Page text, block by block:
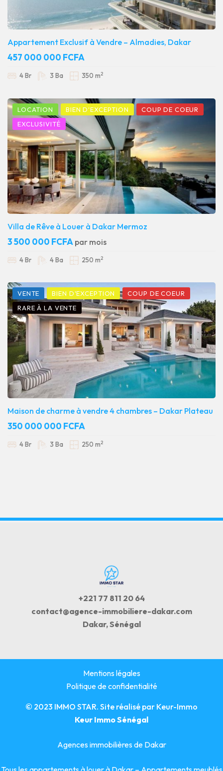
Appartement Exclusif à Vendre – Almadies, Dakar
457 000 000 FCFA
4 Br 3 Ba 350 m2
LOCATION BIEN D'EXCEPTION
COUP DE COEUR
EXCLUSIVITÉ
Villa de Rêve à Louer à Dakar Mermoz
3 500 000 FCFA par mois
4 Br 4 Ba 250 m2
VENTE BIEN D'EXCEPTION
COUP DE COEUR
RARE À LA VENTE
Maison de charme à vendre 4 chambres – Dakar Plateau
350 000 000 FCFA
4 Br 3 Ba 250 m2
+221 77 811 20 64
contact@agence-immobiliere-dakar.com
Dakar, Sénégal
Mentions légales
Politique de confidentialité
© 2023 IMMO STAR. Site réalisé par Keur-Immo
Keur Immo Sénégal
Agences immobilières de Dakar